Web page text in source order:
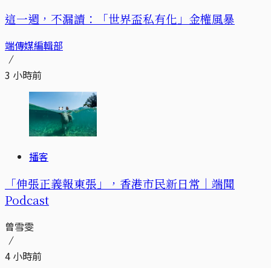
這一週，不漏讀：「世界盃私有化」金權風暴
端傳媒編輯部
3 小時前
播客
「伸張正義報東張」，香港市民新日常｜端聞
Podcast
曾雪雯
4 小時前